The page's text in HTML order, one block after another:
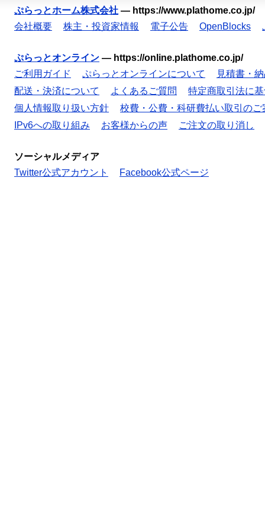
ぷらっとホーム株式会社 — https://www.plathome.co.jp/
会社概要
株主・投資家情報 電子公告 OpenBlocks
ぷらっとオンライン — https://online.plathome.co.jp/
ご利用ガイド
ぷらっとオンラインについて
見積書・
配送・決済について
よくあるご質問
特定商取引法に
個人情報取り扱い方針
校費・公費・科研費払い取引のご
IPv6への取り組み
お客様からの声 ご注文の取り消し
ソーシャルメディア
Twitter公式アカウント
Facebook公式ページ